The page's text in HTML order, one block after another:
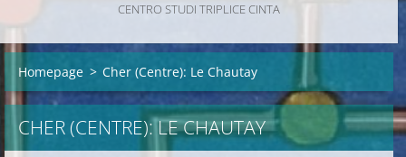
CENTRO STUDI TRIPLICE CINTA
Homepage > Cher (Centre): Le Chautay
CHER (CENTRE): LE CHAUTAY